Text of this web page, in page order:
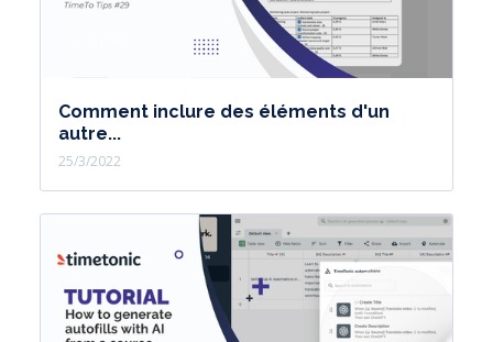
Comment inclure des éléments d'un
autre...
25/3/2022